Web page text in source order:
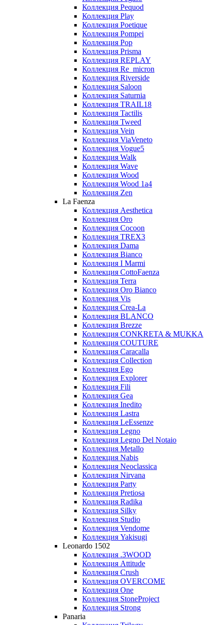
Коллекция Pequod
Коллекция Play
Коллекция Poetique
Коллекция Pompei
Коллекция Pop
Коллекция Prisma
Коллекция REPLAY
Коллекция Re_micron
Коллекция Riverside
Коллекция Saloon
Коллекция Saturnia
Коллекция TRAIL18
Коллекция Tactilis
Коллекция Tweed
Коллекция Vein
Коллекция ViaVeneto
Коллекция Vogue5
Коллекция Walk
Коллекция Wave
Коллекция Wood
Коллекция Wood 1a4
Коллекция Zen
La Faenza
Коллекция Aesthetica
Коллекция Oro
Коллекция Cocoon
Коллекция TREX3
Коллекция Dama
Коллекция Bianco
Коллекция I Marmi
Коллекция CottoFaenza
Коллекция Terra
Коллекция Oro Bianco
Коллекция Vis
Коллекция Crea-La
Коллекция BLANCO
Коллекция Brezze
Коллекция CONKRETA & MUKKA
Коллекция COUTURE
Коллекция Caracalla
Коллекция Collection
Коллекция Ego
Коллекция Explorer
Коллекция Fili
Коллекция Gea
Коллекция Inedito
Коллекция Lastra
Коллекция LeEssenze
Коллекция Legno
Коллекция Legno Del Notaio
Коллекция Metallo
Коллекция Nabis
Коллекция Neoclassica
Коллекция Nirvana
Коллекция Party
Коллекция Pretiosa
Коллекция Radika
Коллекция Silky
Коллекция Studio
Коллекция Vendome
Коллекция Yakisugi
Leonardo 1502
Коллекция .3WOOD
Коллекция Attitude
Коллекция Crush
Коллекция OVERCOME
Коллекция One
Коллекция StoneProject
Коллекция Strong
Panaria